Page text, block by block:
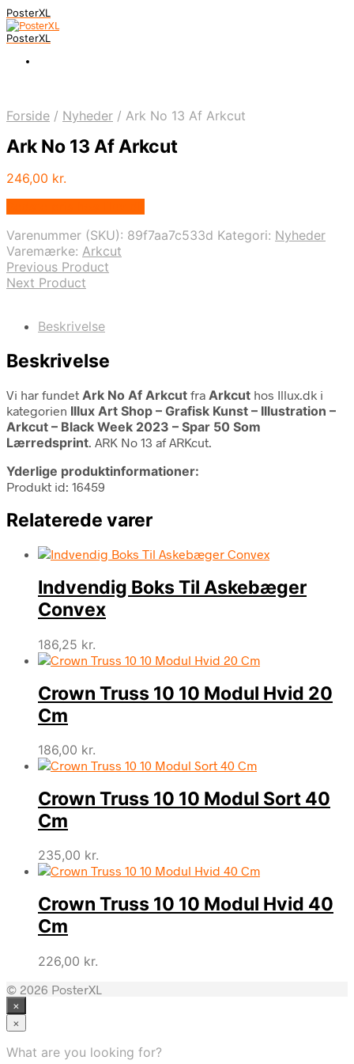
PosterXL
PosterXL
Forside / Nyheder / Ark No 13 Af Arkcut
Ark No 13 Af Arkcut
246,00 kr.
Varenummer (SKU): 89f7aa7c533d Kategori: Nyheder
Varemærke: Arkcut
Previous Product
Next Product
Beskrivelse
Beskrivelse
Vi har fundet Ark No Af Arkcut fra Arkcut hos Illux.dk i
kategorien Illux Art Shop – Grafisk Kunst – Illustration –
Arkcut – Black Week 2023 – Spar 50 Som
Lærredsprint. ARK No 13 af ARKcut.
Yderlige produktinformationer:
Produkt id: 16459
Relaterede varer
Indvendig Boks Til Askebæger
Convex
186,25 kr.
Crown Truss 10 10 Modul Hvid 20
Cm
186,00 kr.
Crown Truss 10 10 Modul Sort 40
Cm
235,00 kr.
Crown Truss 10 10 Modul Hvid 40
Cm
226,00 kr.
© 2026 PosterXL
×
×
What are you looking for?